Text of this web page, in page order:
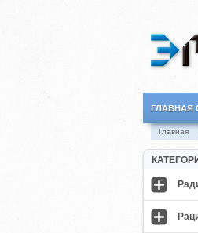
ГЛАВНАЯ
Главная